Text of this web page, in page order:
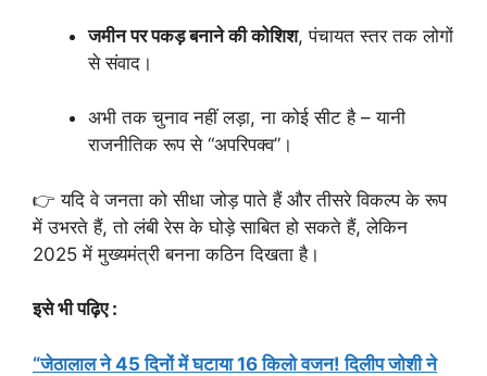
जमीन पर पकड़ बनाने की कोशिश, पंचायत स्तर तक लोगों
से संवाद।
अभी तक चुनाव नहीं लड़ा, ना कोई सीट है – यानी
राजनीतिक रूप से “अपरिपक्व”।
👉 यदि वे जनता को सीधा जोड़ पाते हैं और तीसरे विकल्प के रूप
में उभरते हैं, तो लंबी रेस के घोड़े साबित हो सकते हैं, लेकिन
2025 में मुख्यमंत्री बनना कठिन दिखता है।
इसे भी पढ़िए:
“जेठालाल ने 45 दिनों में घटाया 16 किलो वजन! दिलीप जोशी ने